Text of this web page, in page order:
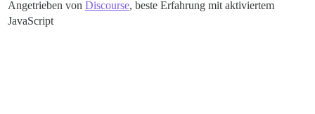
Angetrieben von Discourse, beste Erfahrung mit aktiviertem
JavaScript